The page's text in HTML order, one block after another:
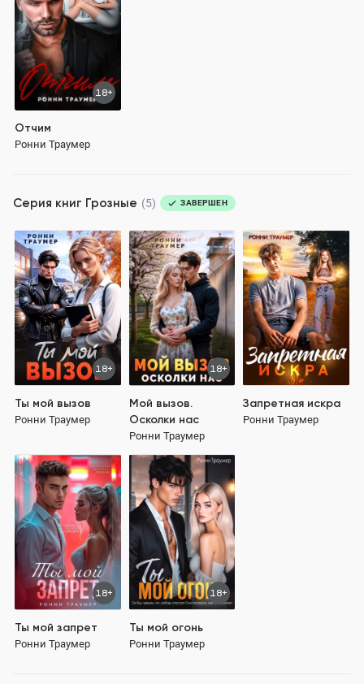
18+
Отчим
Ронни Траумер
Серия книг Грозные (5) ЗАВЕРШЕН
18+
Ты мой вызов
Ронни Траумер
18+
Мой вызов.
Осколки нас
Ронни Траумер
Запретная искра
Ронни Траумер
18+
Ты мой запрет
Ронни Траумер
18+
Ты мой огонь
Ронни Траумер